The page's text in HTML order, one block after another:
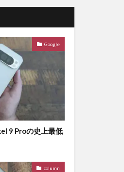
Google
9 Proの史上最低
column